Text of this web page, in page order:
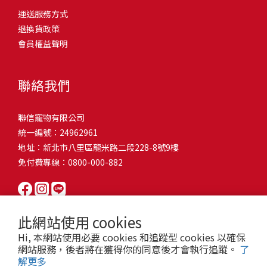
此網站使用 cookies
Hi, 本網站使用必要 cookies 和追蹤型 cookies 以確保
網站服務，後者將在獲得你的同意後才會執行追蹤。 了
解更多
和獨立能力。 幼犬訓練常見問題Q1: 幾個月大的幼犬最適合開始訓
練？A: 訓練可從幼犬到家首日開始（約8-10週大）。3-16週是社會
化黃金期，每次訓練控制在5-10分鐘內。Q2: 幼犬如廁訓練需要多久
屬啃咬玩具作替代品，發現不當啃咬時堅定說「不」，並引導至適
尿尿？A: 建立固定如廁時間表，成功時立即獎勵。限制活動範圍並
密切監督。意外發生時不責罵，使用專用除臭劑徹底清理。Q5: 幼犬
一直吠叫怎麼辦？A: 找出原因（尋求注意力、警戒、焦慮）。訓練
「安靜」指令，停止吠叫時獎勵。避免對吠叫作出反應，確保充分
向獎勵比懲罰更有效且健康。懲罰可能導致恐懼或攻擊行為，破壞
狗狗怎麼辦？A: 循序漸進社交化，從友善成犬開始。不強迫互動，
正面經驗後給予獎勵。考慮參加專業幼犬社交課程。Q8: 幼犬分離焦
慮要如何處理？A: 練習短暫分離，逐漸延長。離開和返家時保持低
調。提供能分散注意力的玩具，建立可預測的離家儀式。每隻幼犬
熱，水分流失快，腸道可能變得敏感，導致糞便變軟或拉稀。如果
換季時沒有適當調整環境，貓咪的腸胃就可能跟著「鬧脾氣」。冬
天注意保暖，提供暖墊、厚毯，避免冷風直吹。夏天補充水分，可
像是開冷氣又突然關掉，容易讓貓咪腸胃受影響。重點提醒：換季
時，記得關心貓咪的腸胃狀況，適當調整環境，幫助毛孩適應！ 貓
有血絲、異味特別重，那就要小心可能是 寄生蟲感染（如蛔蟲、鈎
蟲、球蟲）或腸胃炎、腸道疾病。這類情況會影響營養吸收，長期
下來甚至可能造成貓咪消瘦、免疫力下降。定期驅蟲（幼貓建議每
月一次，成貓每 3~6 個月一次）。觀察貓咪精神狀態，如果還伴隨
嘔吐、食慾下降，務必儘早就醫。重點提醒：如果貓咪拉肚子超過 2
天，或糞便異常，應立即帶去獸醫院檢查！ 貓咪拉肚子原因5. 情緒
壓力影響腸胃壓力不只影響人類，也會影響貓咪的腸胃！過度緊
張、焦慮、驚嚇（如煙火聲、大聲喧嘩），都可能讓貓咪拉肚子。
尤其是個性敏感的貓咪，對變化的適應力比較低，壓力一大，腸胃
就先「罷工」。減少壓力來源，盡量讓貓咪的作息固定。給貓咪陪
活中輕鬆改善看到滿屋子的貓毛是不是很抓狂？別擔心！其實只要
透過一些簡單的日常照護方式，就能有效減少貓咪掉毛情況。從梳
毛、洗澡到增加互動和營養調整，這些小撇步不僅能幫助貓咪維持
行動吧！ 預防貓掉毛方法1：勤勞梳毛養貓必備神器就是各種梳子
啦！勤勞梳毛是最直接有效的掉毛控制方法。定期梳理可以幫貓咪
髮打結和皮膚問題。建議週期：短毛貓每週梳1-2次，長毛貓則建議
2-3天梳一次。挑選合適的梳具也很重要，可以準備橡膠刷、鬃毛刷
或專用脫毛梳，依照毛質選擇。記得將梳毛變成愉快的日常儀式，
不僅能增加你們的互動時間，也讓貓咪享受被梳理的舒適感！預防
貓掉毛方法2：定期洗澡「貓咪會自己清潔，不需要洗澡」這個想法
其實不完全正確哦！適當的洗澡能幫助貓咪清除死毛和皮屑，減少
澡頻率不宜過高，一般室內貓咪1-3個月洗一次就足夠，過度洗澡反
而會造成皮膚乾燥。選擇專為貓咪設計的溫和洗毛精，洗後一定要
完全吹乾，避免濕毛造成皮膚問題。如果貓咪特別害怕洗澡，可以
的紙箱。建議一開始可以購買單價較低的入門款，觀察一下貓咪的
使用狀況，再考慮購買「豪宅」！ 項目費用用品貓碗$300貓窩
$500貓跳台$1,500貓砂盆$500貓抓板$300外出籠$1,000一次性養貓
咪是非常需要安全感的動物，可以準備一個專屬他的「寶座」，當
花費3：貓跳台貓咪雖然不需要外出進行放電，但在家中還是需要擺
放高度適合的貓跳台提供貓咪玩耍，貓跳台與貓窩相同，能給予貓
咪對於環境的安全感。一次性養貓用品相關花費4：貓砂盆貓咪排泄
用品，可選擇合適貓咪體型大小，不宜過小。一次性養貓用品相關
想，需要準備一個能夠讓牠們放肆磨爪的貓抓板。一次性養貓用品
時，外出籠就非常重要，平常也可以適度讓貓咪適應外出籠，避免
緊急情況時，貓咪過度抗拒。總結來說貓咪在健康及用品的一次性
費用大約落在 $ 7900~ $ 11600不等。雖說金額看起來不少，但以上
運送服務方式
退換貨政策
會員權益聲明
聯絡我們
聯信寵物有限公司
統一編號：24962961
地址：新北市八里區龍米路二段228-8號9樓
免付費專線：0800-000-882